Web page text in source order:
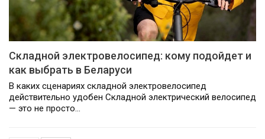
Складной электровелосипед: кому подойдет и
как выбрать в Беларуси
В каких сценариях складной электровелосипед
действительно удобен Складной электрический велосипед
— это не просто…